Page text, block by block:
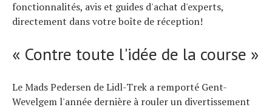
fonctionnalités, avis et guides d'achat d'experts,
directement dans votre boîte de réception!
« Contre toute l'idée de la course »
Le Mads Pedersen de Lidl-Trek a remporté Gent-
Wevelgem l'année dernière à rouler un divertissement